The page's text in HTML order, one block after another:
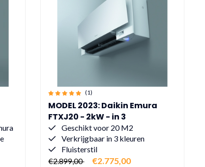
(1)
MODEL 2023: Daikin Emura
FTXJ20 - 2kW - in 3
verschillende kleuren
Geschikt voor 20 M2
Verkrijgbaar in 3 kleuren
Fluisterstil
€2.899,00
€2.775,00